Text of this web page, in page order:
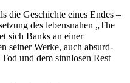
die Geschichte eines Endes –
des lebensnahen „The
sich Banks an einer
seiner Werke, auch absurd-
und dem sinnlosen Rest